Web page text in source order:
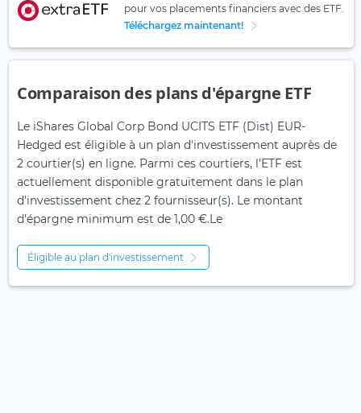
pour vos placements financiers avec des ETF.
Téléchargez maintenant!
Comparaison des plans d'épargne ETF
Le iShares Global Corp Bond UCITS ETF (Dist) EUR-
Hedged est éligible à un plan d'investissement auprès de
2 courtier(s) en ligne. Parmi ces courtiers, l'ETF est
actuellement disponible gratuitement dans le plan
d'investissement chez 2 fournisseur(s). Le montant
d'épargne minimum est de 1,00 €.Le
Éligible au plan d'investissement